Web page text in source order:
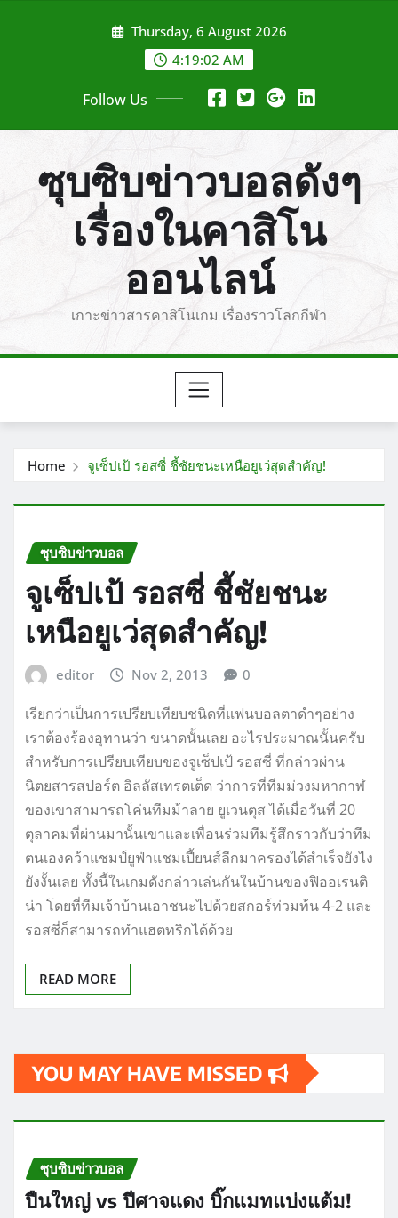
Thursday, 6 August 2026
4:19:03 AM
Follow Us
ซุบซิบข่าวบอลดังๆ
เรื่องในคาสิโน
ออนไลน์
เกาะข่าวสารคาสิโนเกม เรื่องราวโลกกีฬา
Home จูเซ็ปเป้ รอสซี่ ชี้ชัยชนะเหนือยูเว่สุดสำคัญ!
ซุบซิบข่าวบอล
จูเซ็ปเป้ รอสซี่ ชี้ชัยชนะ
เหนือยูเว่สุดสำคัญ!
editor Nov 2, 2013 0
เรียกว่าเป็นการเปรียบเทียบชนิดที่แฟนบอลตาดำๆอย่าง
เราต้องร้องอุทานว่า ขนาดนั้นเลย อะไรประมาณนั้นครับ
สำหรับการเปรียบเทียบของจูเซ็ปเป้ รอสซี่ ที่กล่าวผ่าน
นิตยสารสปอร์ต อิลลัสเทรตเต็ด ว่าการที่ทีมม่วงมหากาฬ
ของเขาสามารถโค่นทีมม้าลาย ยูเวนตุส ได้เมื่อวันที่ 20
ตุลาคมที่ผ่านมานั้นเขาและเพื่อนร่วมทีมรู้สึกราวกับว่าทีม
ตนเองคว้าแชมป์ยูฟ่าแชมเปี้ยนส์ลีกมาครองได้สำเร็จยังไง
ยังงั้นเลย ทั้งนี้ในเกมดังกล่าวเล่นกันในบ้านของฟิออเรนติ
น่า โดยที่ทีมเจ้าบ้านเอาชนะไปด้วยสกอร์ท่วมท้น 4-2 และ
รอสซี่ก็สามารถทำแฮตทริกได้ด้วย
READ MORE
YOU MAY HAVE MISSED
ซุบซิบข่าวบอล
ปืนใหญ่ vs ปีศาจแดง บิ๊กแมทแบ่งแต้ม!